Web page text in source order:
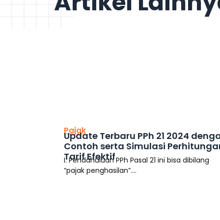
Pajak
Update Terbaru PPh 21 2024
Contoh serta Simulasi
Tarif Efektif
I. Pendahuluan PPh Pasal 21 ini bisa dibilang
“pajak penghasilan”....